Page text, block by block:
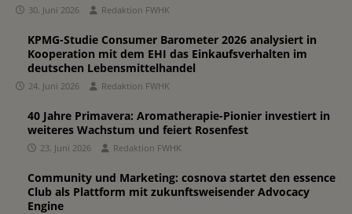
30. Juni 2026 Redaktion FWHK
KPMG-Studie Consumer Barometer 2026 analysiert in
Kooperation mit dem EHI das Einkaufsverhalten im
deutschen Lebensmittelhandel
24. Juni 2026 Redaktion FWHK
40 Jahre Primavera: Aromatherapie-Pionier investiert in
weiteres Wachstum und feiert Rosenfest
23. Juni 2026 Redaktion FWHK
Community und Marketing: cosnova startet den essence
Club als Plattform mit zukunftsweisender Advocacy
Engine